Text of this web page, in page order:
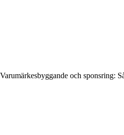
Varumärkesbyggande och sponsring: